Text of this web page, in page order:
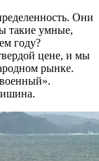
Они
такие умные,
году?
цене, и мы
рынке.